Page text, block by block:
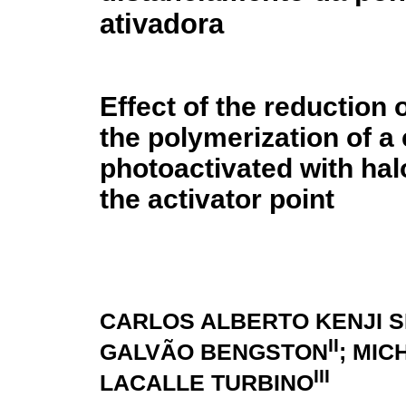
ativadora
Effect of the reduction
the polymerization of
photoactivated with
the activator point
CARLOS ALBERTO KENJI
GALVÃO BENGSTONII;
LACALLE TURBINOIII